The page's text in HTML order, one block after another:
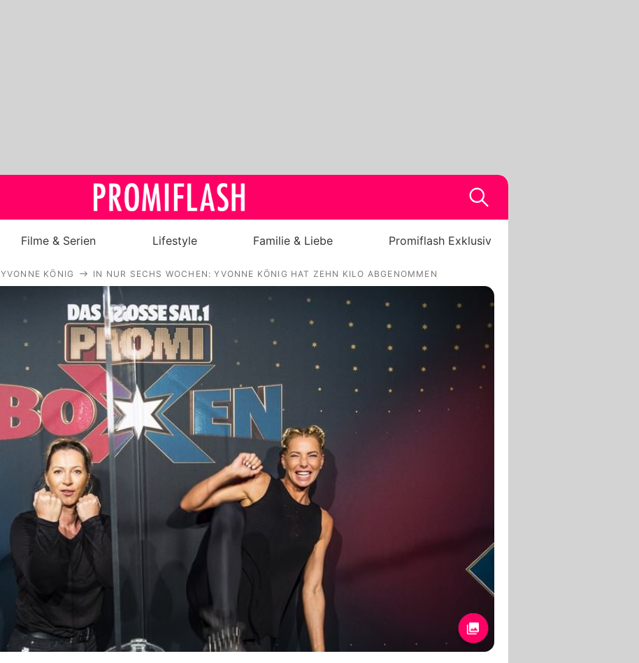
Royals
Stars
Filme & Serien
Lifestyle
Familie & Liebe
Promiflash Exklusiv
Alle Themen auf Promiflash
Jobs
App runterladen
Redaktionelle Richtlinien
Datenschutzerklärung
Filme & Serien Lifestyle Familie & Liebe Promiflash Exklusiv
YVONNE KÖNIG IN NUR SECHS WOCHEN: YVONNE KÖNIG HAT ZEHN KILO ABGENOMMEN